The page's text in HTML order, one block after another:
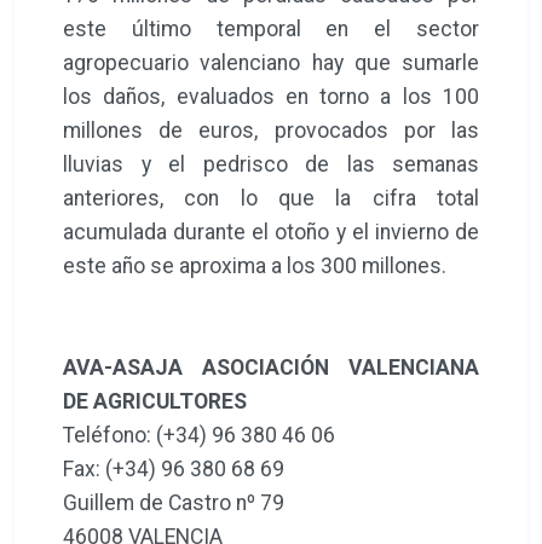
este último temporal en el sector
agropecuario valenciano hay que sumarle
los daños, evaluados en torno a los 100
millones de euros, provocados por las
lluvias y el pedrisco de las semanas
anteriores, con lo que la cifra total
acumulada durante el otoño y el invierno de
este año se aproxima a los 300 millones.
AVA-ASAJA ASOCIACIÓN VALENCIANA
DE AGRICULTORES
Teléfono: (+34) 96 380 46 06
Fax: (+34) 96 380 68 69
Guillem de Castro nº 79
46008 VALENCIA